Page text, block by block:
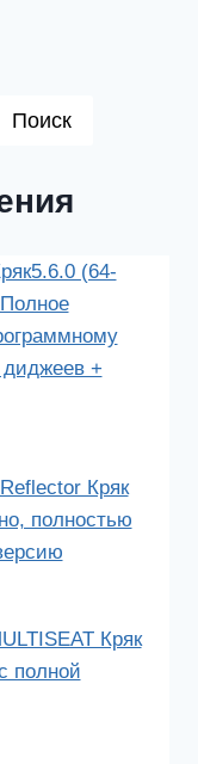
Поиск
(64-
+
Кряк
полностью
Кряк
полной